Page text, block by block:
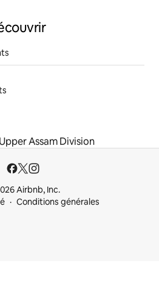
Upper Assam Division
Airbnb, Inc.
Conditions générales